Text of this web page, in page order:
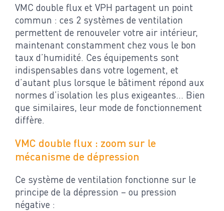
VMC double flux et VPH partagent un point
commun : ces 2 systèmes de ventilation
permettent de renouveler votre air intérieur,
maintenant constamment chez vous le bon
taux d’humidité. Ces équipements sont
indispensables dans votre logement, et
d’autant plus lorsque le bâtiment répond aux
normes d’isolation les plus exigeantes… Bien
que similaires, leur mode de fonctionnement
diffère.
VMC double flux : zoom sur le
mécanisme de dépression
Ce système de ventilation fonctionne sur le
principe de la dépression – ou pression
négative :